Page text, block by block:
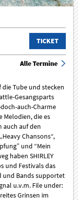
TICKET
Alle Termine
Tube und stecken
Gesangsparts
auch-Charme
Melodien, die es
auch auf den
Chansons“,
und “Mein
haben SHIRLEY
und Festivals das
und Bands supportet
u.v.m. File under:
Grinsen im